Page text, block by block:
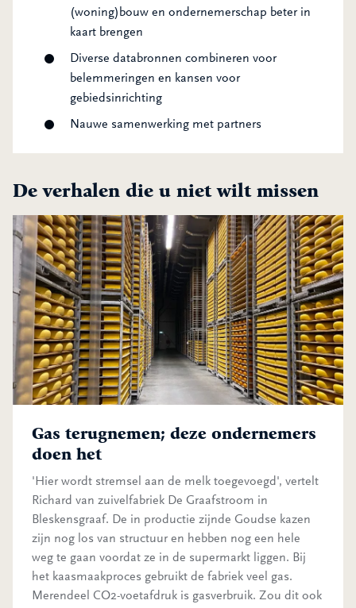
(woning)bouw en ondernemerschap beter in
kaart brengen
Diverse databronnen combineren voor
belemmeringen en kansen voor
gebiedsinrichting
Nauwe samenwerking met partners
De verhalen die u niet wilt missen
Gas terugnemen; deze ondernemers
doen het
'Hier wordt stremsel aan de melk toegevoegd', vertelt
Richard van zuivelfabriek De Graafstroom in
Bleskensgraaf. De in productie zijnde Goudse kazen
zijn nog los van structuur en hebben nog een hele
weg te gaan voordat ze in de supermarkt liggen. Bij
het kaasmaakproces gebruikt de fabriek veel gas.
Merendeel CO2-voetafdruk is gasverbruik. Zou dit ook
Gas terugnemen; deze ondernemers doen het